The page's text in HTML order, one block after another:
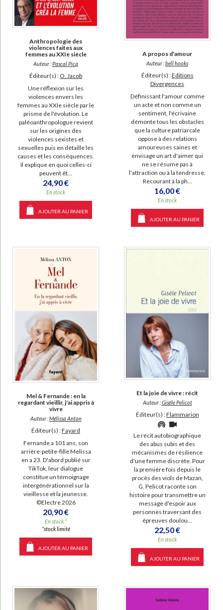
Anthropologie des
violences faites aux
femmes au XXIe siècle
Auteur :Pascal Picq
Éditeur(s) : O. Jacob
Une réflexion sur les
violences envers les
femmes au XXIe siècle par le
prisme de l'évolution. Le
paléoanthropologue revient
sur les origines des
violences sexistes et
sexuelles puis en détaille les
causes et les conséquences.
Il explique en quoi celles-ci
peuvent êt...
24,90 €
En stock
AJOUTER AU PANIER
A propos d'amour
Auteur :bell hooks
Éditeur(s) :Editions
Divergences
Définissant l'amour comme
un acte et non comme un
sentiment, l'écrivaine
démonte tous les obstacles
que la culture patriarcale
oppose à des relations
amoureuses saines et
envisage un art d'aimer qui
ne se résume pas à
l'attraction ou à la tendresse.
Recourant à la ph...
16,00 €
En stock
AJOUTER AU PANIER
Mel & Fernande : en la
regardant vieillir, j'ai appris à
vivre
Auteur :Mélissa Anton
Éditeur(s) :Fayard
Fernande a 101 ans, son
arrière-petite-fille Melissa
en a 23. D'abord publié sur
TikTok, leur dialogue
constitue un témoignage
intergénérationnel sur la
vieillesse et la jeunesse.
©Electre 2026
20,90 €
En stock *
*stock limité
AJOUTER AU PANIER
Et la joie de vivre : récit
Auteur :Gisèle Pelicot
Éditeur(s) :Flammarion
Le récit autobiographique
des abus subis et des
mécanismes de résilience
d'une femme discrète. Pour
la première fois depuis le
procès des viols de Mazan,
G. Pelicot raconte son
histoire pour transmettre un
message d'espoir aux
personnes traversant des
épreuves doulou...
22,50 €
En stock
AJOUTER AU PANIER